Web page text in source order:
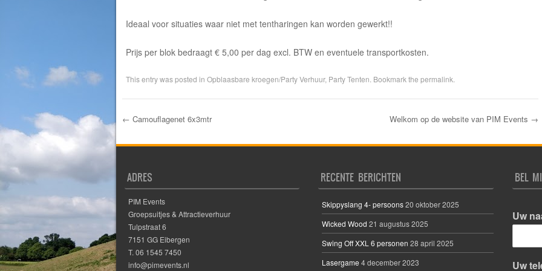
Ideaal voor situaties waar niet met tentharingen kan worden gewerkt!!
Prijs per blok bedraagt € 5,00 per dag excl. BTW en eventuele transportkosten.
This entry was posted in Opblaasbare kroegen/Party Verhuur, Party Tenten . Bookmark the permalink
Post navigation
← Camouflagenet 6x3mtr Welkom op de website van PIM Events →
ADRES
PIM Events
Groepsuitjes & Attractieverhuur
Tulpstraat 6
7151 GG Eibergen
T. 06 1545 7450
info@pimevents.nl
RECENTE BERICHTEN
Skippyslang 4- persoons 20 oktober 2025
Wicked Wood 21 augustus 2025
Swing Off XXL 6 personen 28 april 2025
Lasergame 4 december 2023
BEL
Uw
V
oUw